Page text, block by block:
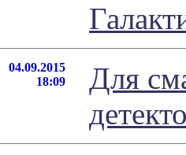
04.09.2015
18:09
Для